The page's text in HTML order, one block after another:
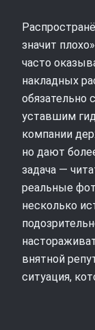
значит
часто
накладных
обязательно
уставшим
компании
но дают
задача —
реальные
несколько
внятной
ситуация,